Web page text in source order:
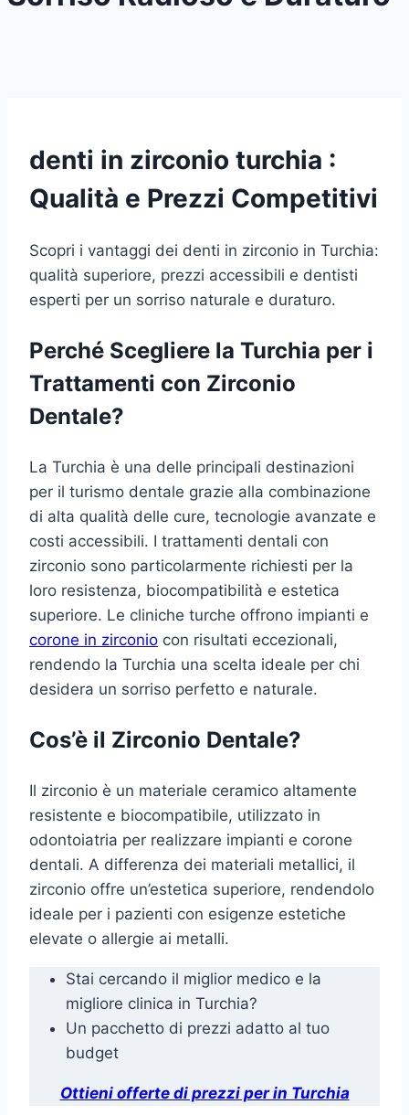
denti in zirconio turchia :
Qualità e Prezzi Competitivi
Scopri i vantaggi dei denti in zirconio in Turchia:
qualità superiore, prezzi accessibili e dentisti
esperti per un sorriso naturale e duraturo.
Perché Scegliere la Turchia per i
Trattamenti con Zirconio
Dentale?
La Turchia è una delle principali destinazioni
per il turismo dentale grazie alla combinazione
di alta qualità delle cure, tecnologie avanzate e
costi accessibili. I trattamenti dentali con
zirconio sono particolarmente richiesti per la
loro resistenza, biocompatibilità e estetica
superiore. Le cliniche turche offrono impianti e
corone in zirconio con risultati eccezionali,
rendendo la Turchia una scelta ideale per chi
desidera un sorriso perfetto e naturale.
Cos’è il Zirconio Dentale?
Il zirconio è un materiale ceramico altamente
resistente e biocompatibile, utilizzato in
odontoiatria per realizzare impianti e corone
dentali. A differenza dei materiali metallici, il
zirconio offre un’estetica superiore, rendendolo
ideale per i pazienti con esigenze estetiche
elevate o allergie ai metalli.
Stai cercando il miglior medico e la
migliore clinica in Turchia?
Un pacchetto di prezzi adatto al tuo
budget
Ottieni offerte di prezzi per in Turchia